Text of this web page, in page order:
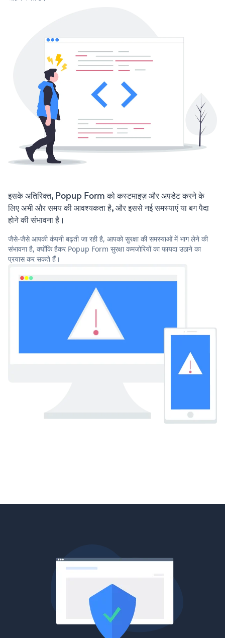
इसके अतिरिक्त, Popup Form को कस्टमाइज़ और अपडेट करने के
लिए अभी और समय की आवश्यकता है, और इससे नई समस्याएं या बग पैदा
होने की संभावना है।
जैसे-जैसे आपकी कंपनी बढ़ती जा रही है, आपको सुरक्षा की समस्याओं में भाग लेने की
संभावना है, क्योंकि हैकर Popup Form सुरक्षा कमजोरियों का फायदा उठाने का
प्रयास कर सकते हैं।